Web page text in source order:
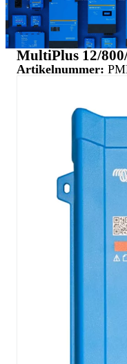
MultiPlus 12/
Artikelnummer: